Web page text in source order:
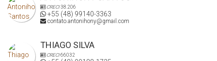
CRECI38.206
+55 (48) 99140-3363
contato.antonihony@gmail.com
THIAGO SILVA
CRECI66032